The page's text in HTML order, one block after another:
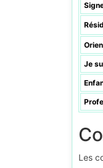
Je
Les